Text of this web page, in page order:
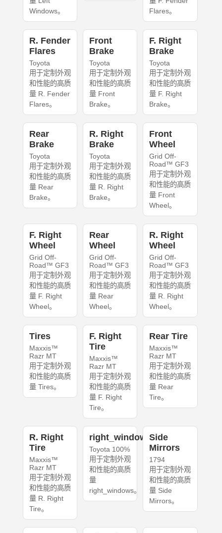
Windows。
Flares。
R. Fender
Flares
Toyota
用于定制外观
和性能的高质
量 R. Fender
Flares。
Front
Brake
Toyota
用于定制外观
和性能的高质
量 Front
Brake。
F. Right
Brake
Toyota
用于定制外观
和性能的高质
量 F. Right
Brake。
Rear
Brake
Toyota
用于定制外观
和性能的高质
量 Rear
Brake。
R. Right
Brake
Toyota
用于定制外观
和性能的高质
量 R. Right
Brake。
Front
Wheel
Grid Off-
Road™ GF3
用于定制外观
和性能的高质
量 Front
Wheel。
F. Right
Wheel
Grid Off-
Road™ GF3
用于定制外观
和性能的高质
量 F. Right
Wheel。
Rear
Wheel
Grid Off-
Road™ GF3
用于定制外观
和性能的高质
量 Rear
Wheel。
R. Right
Wheel
Grid Off-
Road™ GF3
用于定制外观
和性能的高质
量 R. Right
Wheel。
Tires
Maxxis™
Razr MT
用于定制外观
和性能的高质
量 Tires。
F. Right
Tire
Maxxis™
Razr MT
用于定制外观
和性能的高质
量 F. Right
Tire。
Rear Tire
Maxxis™
Razr MT
用于定制外观
和性能的高质
量 Rear
Tire。
R. Right
Tire
Maxxis™
Razr MT
用于定制外观
和性能的高质
量 R. Right
Tire。
right_windows
Toyota 100%
用于定制外观
和性能的高质
量
right_windows。
Side
Mirrors
1794
用于定制外观
和性能的高质
量 Side
Mirrors。